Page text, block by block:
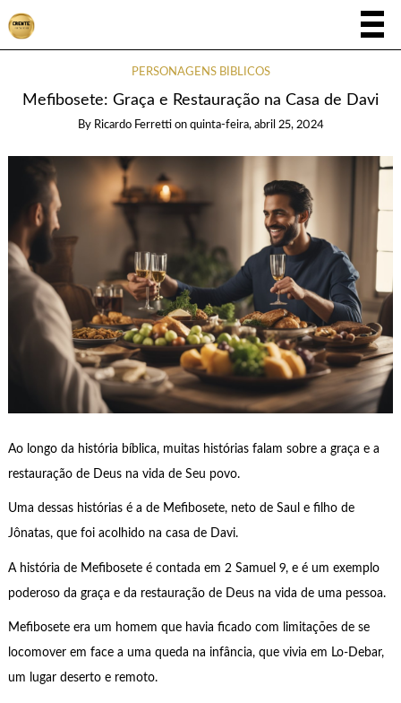
PERSONAGENS BÍBLICOS
Mefibosete: Graça e Restauração na Casa de Davi
By Ricardo Ferretti on quinta-feira, abril 25, 2024
Ao longo da história bíblica, muitas histórias falam sobre a graça e a
restauração de Deus na vida de Seu povo.
Uma dessas histórias é a de Mefibosete, neto de Saul e filho de
Jônatas, que foi acolhido na casa de Davi.
A história de Mefibosete é contada em 2 Samuel 9, e é um exemplo
poderoso da graça e da restauração de Deus na vida de uma pessoa.
Mefibosete era um homem que havia ficado com limitações de se
locomover em face a uma queda na infância, que vivia em Lo-Debar,
um lugar deserto e remoto.